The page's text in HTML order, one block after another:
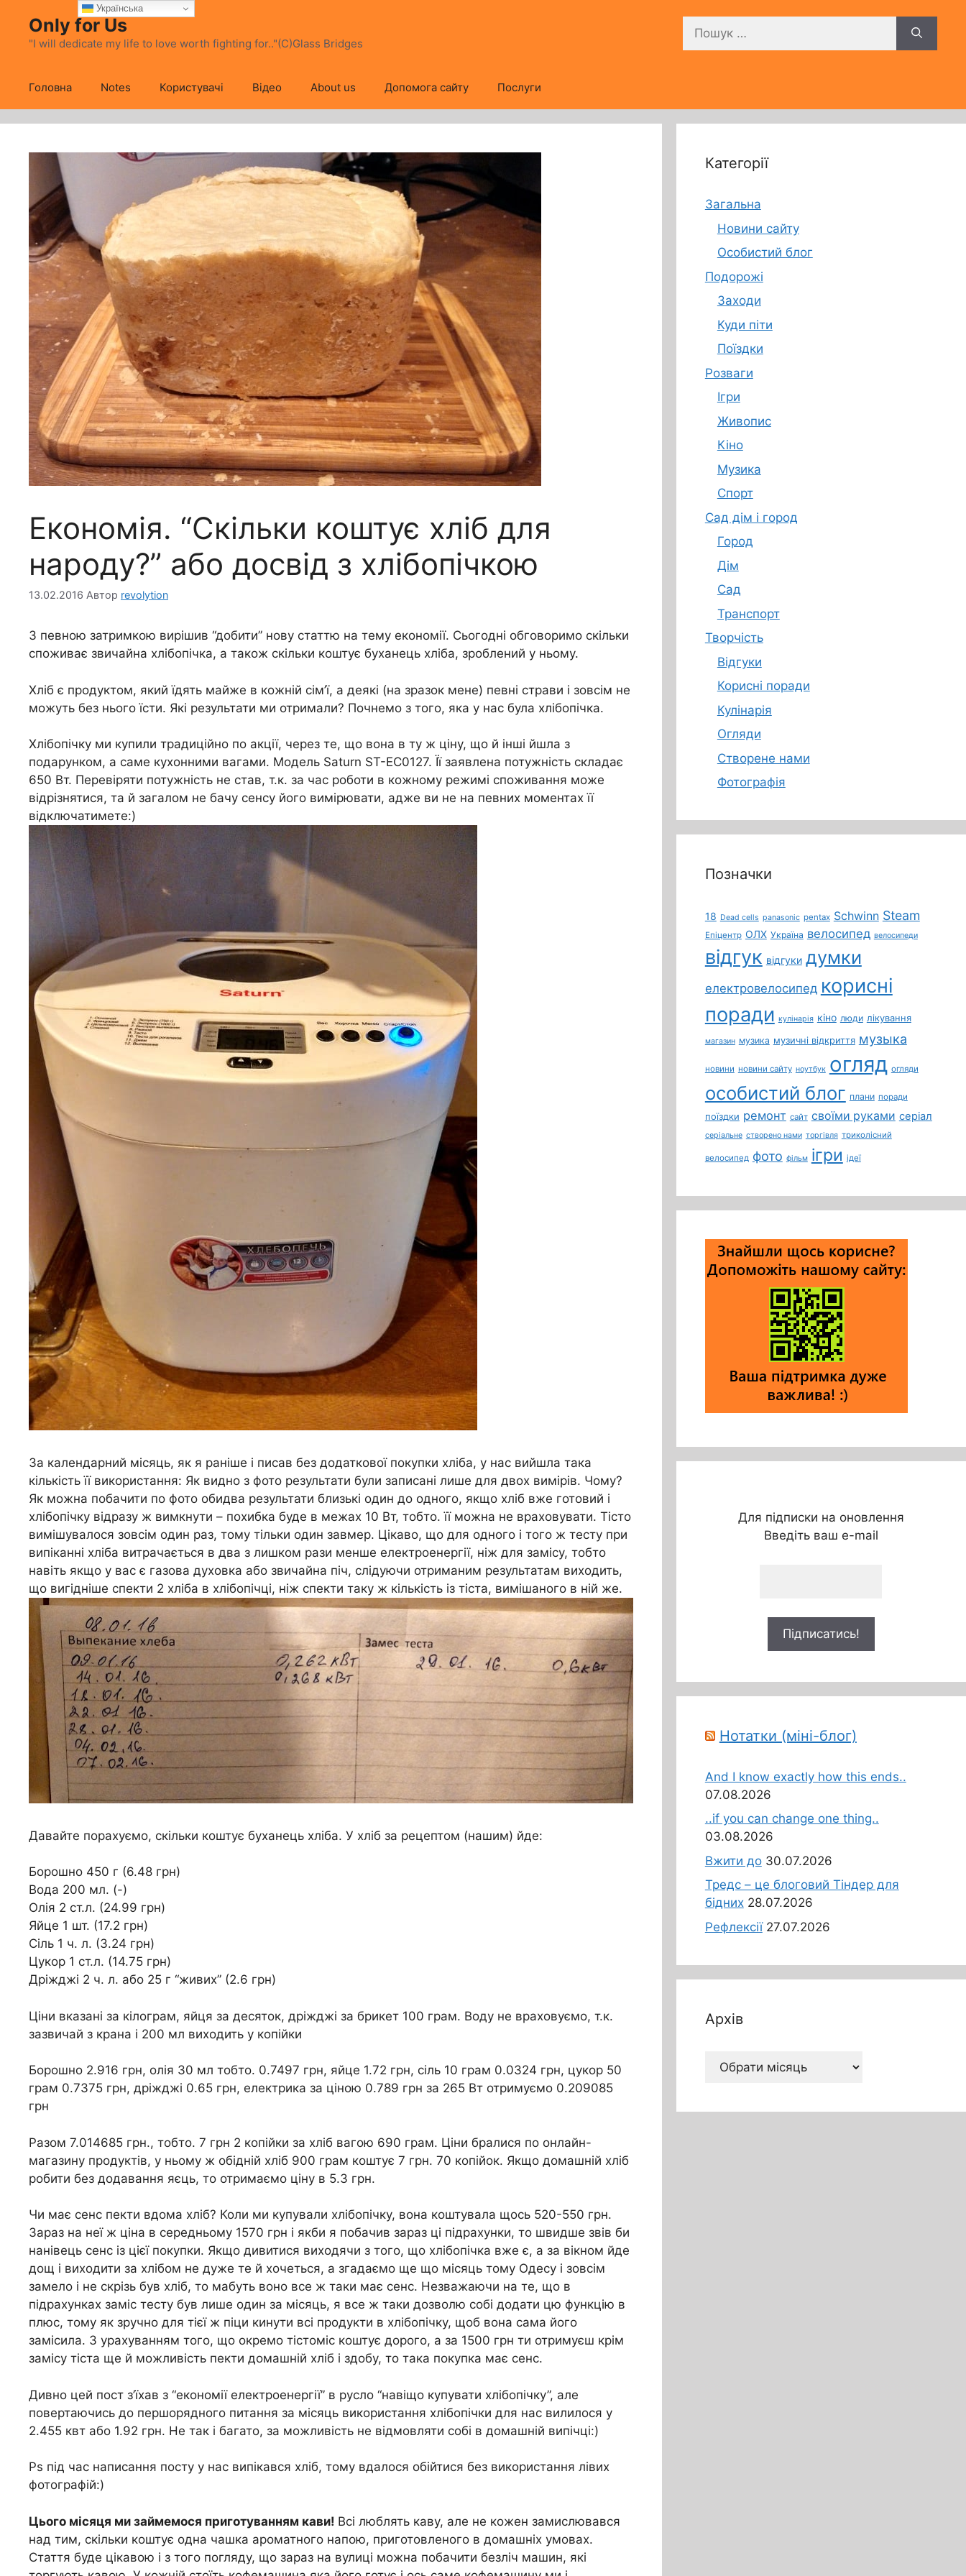
вмісту
Only for Us
"I will dedicate my life to love worth fighting for.."(C)Glass Bridges
Головна Notes Користувачі Відео About us Допомога сайту Послуги
Економія. “Скільки коштує хліб для
народу?” або досвід з хлібопічкою
13.02.2016 Автор revolytion
З певною затримкою вирішив “добити” нову статтю на тему економії. Сьогодні обговоримо скільки
споживає звичайна хлібопічка, а також скільки коштує буханець хліба, зроблений у ньому.
Хліб є продуктом, який їдять майже в кожній сім’ї, а деякі (на зразок мене) певні страви і зовсім не
можуть без нього їсти. Які результати ми отримали? Почнемо з того, яка у нас була хлібопічка.
Хлібопічку ми купили традиційно по акції, через те, що вона в ту ж ціну, що й інші йшла з
подарунком, а саме кухонними вагами. Модель Saturn ST-EC0127. Її заявлена ​​потужність складає
650 Вт. Перевіряти потужність не став, т.к. за час роботи в кожному режимі споживання може
відрізнятися, та й загалом не бачу сенсу його вимірювати, адже ви не на певних моментах її
відключатимете:)
За календарний місяць, як я раніше і писав без додаткової покупки хліба, у нас вийшла така
кількість її використання: Як видно з фото результати були записані лише для двох вимірів. Чому?
Як можна побачити по фото обидва результати близькі один до одного, якщо хліб вже готовий і
хлібопічку відразу ж вимкнути – похибка буде в межах 10 Вт, тобто. її можна не враховувати. Тісто
вимішувалося зовсім один раз, тому тільки один завмер. Цікаво, що для одного і того ж тесту при
випіканні хліба витрачається в два з лишком рази менше електроенергії, ніж для замісу, тобто
навіть якщо у вас є газова духовка або звичайна піч, слідуючи отриманим результатам виходить,
що вигідніше спекти 2 хліба в хлібопічці, ніж спекти таку ж кількість із тіста, вимішаного в ній же.
Давайте порахуємо, скільки коштує буханець хліба. У хліб за рецептом (нашим) йде:
Борошно 450 г (6.48 грн)
Вода 200 мл. (-)
Олія 2 ст.л. (24.99 грн)
Яйце 1 шт. (17.2 грн)
Сіль 1 ч. л. (3.24 грн)
Цукор 1 ст.л. (14.75 грн)
Дріжджі 2 ч. л. або 25 г “живих” (2.6 грн)
Ціни вказані за кілограм, яйця за десяток, дріжджі за брикет 100 грам. Воду не враховуємо, т.к.
зазвичай з крана і 200 мл виходить у копійки
Борошно 2.916 грн, олія 30 мл тобто. 0.7497 грн, яйце 1.72 грн, сіль 10 грам 0.0324 грн, цукор 50
грам 0.7375 грн, дріжджі 0.65 грн, електрика за ціною 0.789 грн за 265 Вт отримуємо 0.209085
грн
Разом 7.014685 грн., тобто. 7 грн 2 копійки за хліб вагою 690 грам. Ціни бралися по онлайн-
магазину продуктів, у ньому ж обідній хліб 900 грам коштує 7 грн. 70 копійок. Якщо домашній хліб
робити без додавання яєць, то отримаємо ціну в 5.3 грн.
Чи має сенс пекти вдома хліб? Коли ми купували хлібопічку, вона коштувала щось 520-550 грн.
Зараз на неї ж ціна в середньому 1570 грн і якби я побачив зараз ці підрахунки, то швидше звів би
нанівець сенс із цієї покупки. Якщо дивитися виходячи з того, що хлібопічка вже є, а за вікном йде
дощ і виходити за хлібом не дуже те й хочеться, а згадаємо ще що місяць тому Одесу і зовсім
замело і не скрізь був хліб, то мабуть воно все ж таки має сенс. Незважаючи на те, що в
підрахунках заміс тесту був лише один за місяць, я все ж таки дозволю собі додати цю функцію в
плюс, тому як зручно для тієї ж піци кинути всі продукти в хлібопічку, щоб вона сама його
замісила. З урахуванням того, що окремо тістоміс коштує дорого, а за 1500 грн ти отримуєш крім
замісу тіста ще й можливість пекти домашній хліб і здобу, то така покупка має сенс.
Дивно цей пост з’їхав з “економії електроенергії” в русло “навіщо купувати хлібопічку”, але
повертаючись до першорядного питання за місяць використання хлібопічки для нас вилилося у
2.455 квт або 1.92 грн. Не так і багато, за можливість не відмовляти собі в домашній випічці:)
Ps під час написання посту у нас випікався хліб, тому вдалося обійтися без використання лівих
фотографій:)
Цього місяця ми займемося приготуванням кави! Всі люблять каву, але не кожен замислювався
над тим, скільки коштує одна чашка ароматного напою, приготовленого в домашніх умовах.
Стаття буде цікавою і з того погляду, що зараз на вулиці можна побачити безліч машин, які
Категорії
Загальна
Новини сайту
Особистий блог
Подорожі
Заходи
Куди піти
Поїздки
Розваги
Ігри
Живопис
Кіно
Музика
Спорт
Сад дім і город
Город
Дім
Сад
Транспорт
Творчість
Відгуки
Корисні поради
Кулінарія
Огляди
Створене нами
Фотографія
Позначки
18 Dead cells panasonic pentax Schwinn Steam
Епіцентр ОЛХ Україна велосипед велосипеди
відгук відгуки думки
електровелосипед корисні
поради кулінарія кіно люди лікування
магазин музика музичні відкриття музыка
новини новини сайту ноутбук огляд огляди
особистий блог плани поради
поїздки ремонт сайт своїми руками серіал
серіальне створено нами торгівля триколісний
велосипед фото фільм ігри ідеї
Для підписки на оновлення
Введіть ваш e-mail
Нотатки (міні-блог)
And I know exactly how this ends..
07.08.2026
..if you can change one thing..
03.08.2026
Вжити до 30.07.2026
Тредс – це блоговий Тіндер для
бідних 28.07.2026
Рефлексії 27.07.2026
Архів
Архів
Українська